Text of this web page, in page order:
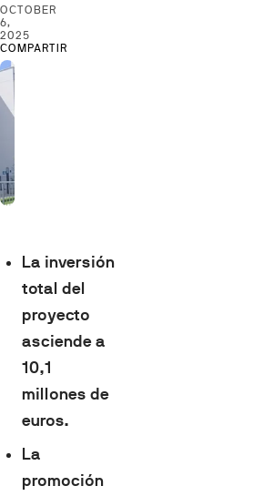
OCTOBER
6,
2025
COMPARTIR
La inversión
total del
proyecto
asciende a
10,1
millones de
euros.
La
promoción